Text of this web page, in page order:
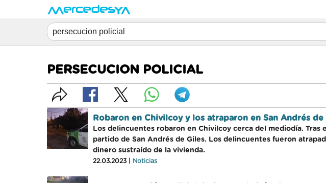
PERSECUCION POLICIAL
Robaron en Chivilcoy y los atraparon en San Andrés
Los delincuentes robaron en Chivilcoy cerca del mediodía.
partido de San Andrés de Giles. Los delincuentes fueron
dinero sustraído de la vivienda.
22.03.2023 | Noticias